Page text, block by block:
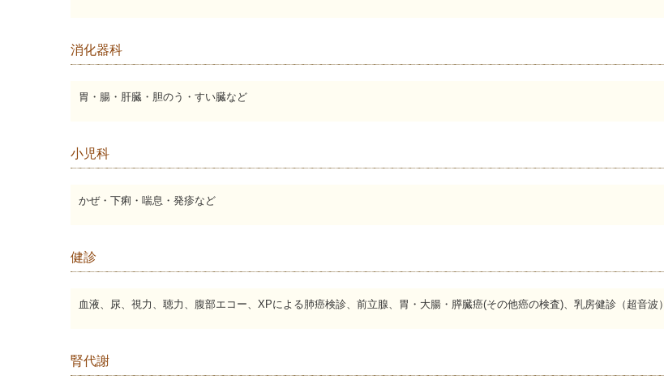
消化器科
胃・腸・肝臓・胆のう・すい臓など
小児科
かぜ・下痢・喘息・発疹など
健診
血液、尿、視力、聴力、腹部エコー、XPによる肺癌検診、前立腺、胃・大腸・膵臓癌(その他癌の検査)、乳房健診（超音波）
腎代謝